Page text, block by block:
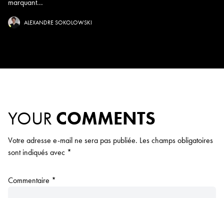
marquant...
ALEXANDRE SOKOLOWSKI
YOUR COMMENTS
Votre adresse e-mail ne sera pas publiée. Les champs obligatoires
sont indiqués avec *
Commentaire *